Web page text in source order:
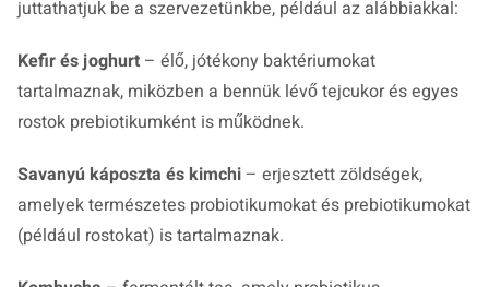
juttathatjuk be a szervezetünkbe, például az alábbiakkal:
Kefir és joghurt – élő, jótékony baktériumokat
tartalmaznak, miközben a bennük lévő tejcukor és egyes
rostok prebiotikumként is működnek.
Savanyú káposzta és kimchi – erjesztett zöldségek,
amelyek természetes probiotikumokat és prebiotikumokat
(például rostokat) is tartalmaznak.